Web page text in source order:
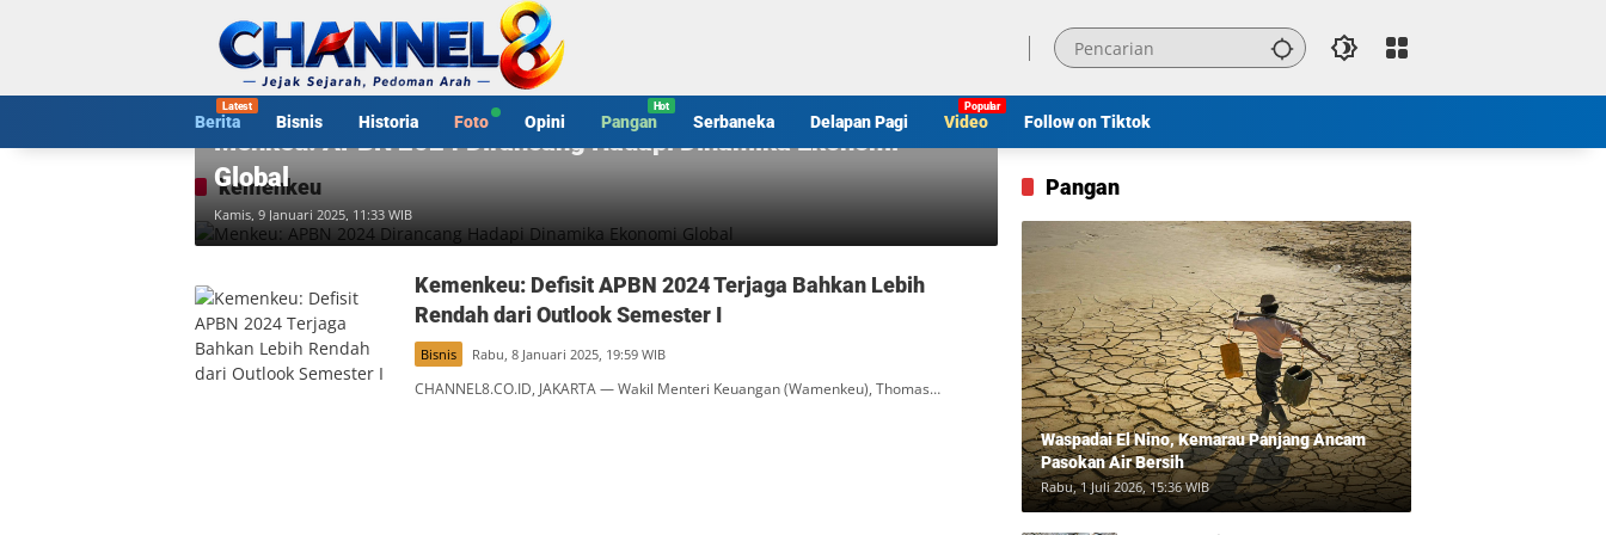
Berita Bisnis Historia Foto Opini Pangan Serbaneka Delapan Pagi Video Follow on Tiktok
kemenkeu
Bisnis
Menkeu: APBN 2024 Dirancang Hadapi Dinamika Ekonomi
Global
Kamis, 9 Januari 2025, 11:33 WIB
Kemenkeu: Defisit APBN 2024 Terjaga Bahkan Lebih
Rendah dari Outlook Semester I
Bisnis Rabu, 8 Januari 2025, 19:59 WIB
CHANNEL8.CO.ID, JAKARTA — Wakil Menteri Keuangan (Wamenkeu), Thomas…
Pangan
Waspadai El Nino, Kemarau Panjang Ancam
Pasokan Air Bersih
Rabu, 1 Juli 2026, 15:36 WIB